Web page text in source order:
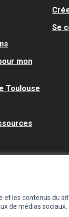
les contenus du
de médias sociaux.
mon
Toulouse
Se